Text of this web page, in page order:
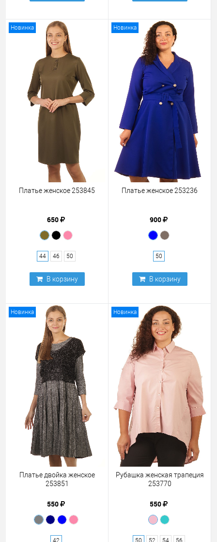
Новинка
Платье женское 253845
650
44 46 50
В корзину
Новинка
Платье женское 253236
900
50
В корзину
Новинка
Платье двойка женское
253851
550
42
Новинка
Рубашка женская трапеция
253770
550
50 52 54 56